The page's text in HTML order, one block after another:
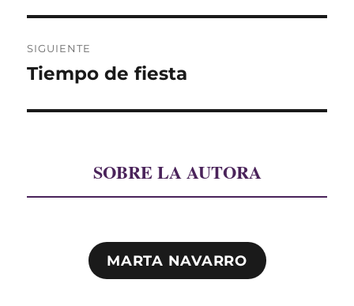
SIGUIENTE
Entrada
Tiempo de fiesta
SOBRE LA AUTORA
MARTA NAVARRO